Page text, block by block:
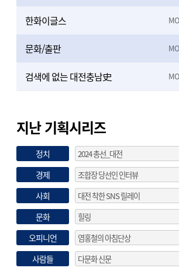
한화이글스
문화/출판
검색에 없는 대전충남史
지난 기획시리즈
정치
경제
사회
문화
오피니언
사람들